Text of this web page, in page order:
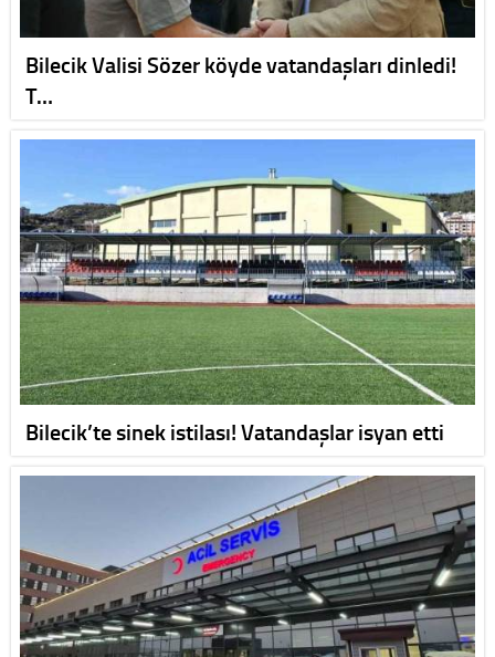
Bilecik Valisi Sözer köyde vatandaşları dinledi!
T…
Bilecik’te sinek istilası! Vatandaşlar isyan etti